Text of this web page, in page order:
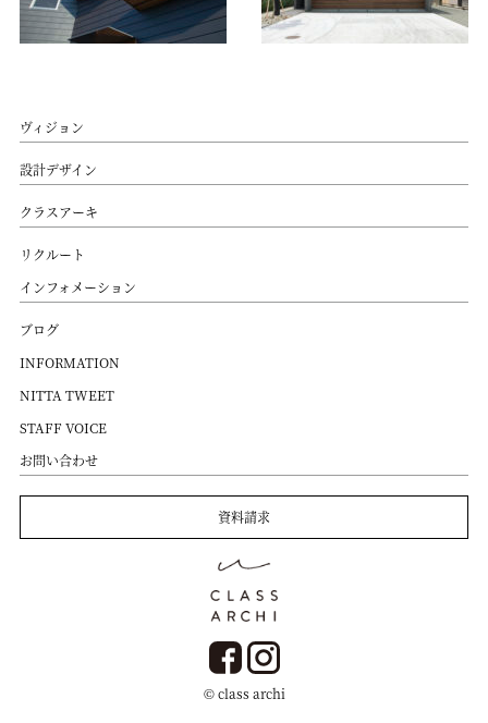
ヴィジョン
設計デザイン
クラスアーキ
リクルート
インフォメーション
ブログ
INFORMATION
NITTA TWEET
STAFF VOICE
お問い合わせ
資料請求
© class archi